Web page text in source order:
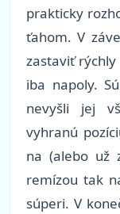
prakticky
ťahom. V
zastaviť
iba napoly.
nevyšli jej
vyhranú
na (alebo už
remízou tak
súperi. V